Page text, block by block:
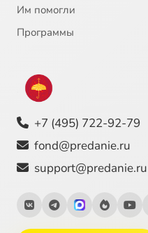
Им помогли
Программы
+7 (495) 722-92-79
fond@predanie.ru
support@predanie.ru